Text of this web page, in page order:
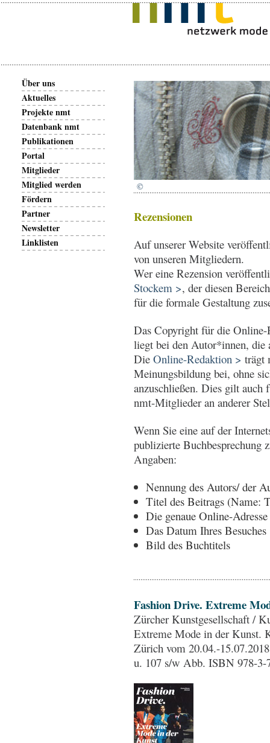
©
Rezensionen
Auf unserer Website
von unseren Mitgliedern.
Wer eine Rezension
Stockem >, der diesen
für die formale Gestaltung
Das Copyright für die
liegt bei den Autor*innen, die
DieOnline-Redaktion > trägt
Meinungsbildung bei, ohne
anzuschließen. Dies gilt auch
nmt-Mitglieder an anderer
Wenn Sie eine auf der
publizierte Buchbesprechung
Angaben:
Nennung des Autors/ der
Titel des Beitrags (Name:
Die genaue Online-
Das Datum Ihres Besuches
Bild des Buchtitels
Fashion Drive. Extreme
Zürcher Kunstgesellschaft /
Extreme Mode in der Kunst.
Zürich vom 20.04.-
u. 107 s/w Abb. ISBN 978-3-
Über uns
Aktuelles
Projekte nmt
Datenbank nmt
Publikationen
Portal
Mitglieder
Mitglied werden
Fördern
Partner
Newsletter
Linklisten